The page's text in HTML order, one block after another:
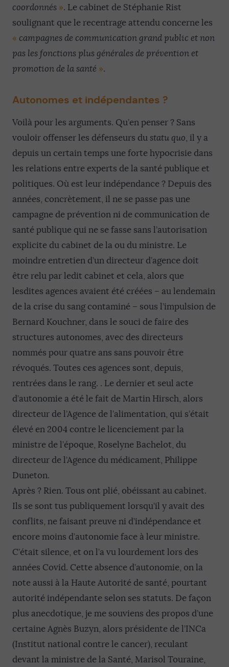
coordonnés ». Le cabinet de Stéphanie Rist
soulignant que le recentrage attendu concerne les
« campagnes de communication grand public et non
pas les fonctions plus générales de prévention et
promotion de la santé ».
Autonomes et indépendantes ?
Voilà pour les arguments. Qu’en penser ? Sans
vouloir offenser les défenseurs du statu quo, il y a
depuis un certain temps une forte hypocrisie dans
les relations entre experts de la santé publique et
politiques. Où est leur indépendance ? Depuis des
années, concrètement, il ne se passe pas une
campagne de prévention ni de communication de
santé publique qui ne se fasse sans l’autorisation
explicite du cabinet de la ou du ministre. Le
moindre entretien d’un directeur d’agence doit
être relu par ledit cabinet et cela, alors que
lesdites agences avaient été créées – au lendemain
de la crise du sang contaminé – sous l’impulsion de
Bernard Kouchner, dans le souci de faire des
structures autonomes, avec des directeurs
nommés pour quatre ans sans pouvoir être
révoqués. Toutes ces agences sont, depuis,
rentrées dans le rang. . Le dernier et seul acte
d’autonomie a été le fait de Martin Hirsch, alors
directeur de l’Agence de l’alimentation, qui s’était
élevé en 2004 contre le licenciement par la
ministre de l’époque, Roselyne Bachelot, du
directeur de l’Agence du médicament, Philippe
Duneton.
Après ? Rien. Tous ont plié, obéissant au cabinet.
Ils se sont tus publiquement lorsqu’il y avait des
conflits, ne faisant preuve ni d’indépendance et
encore moins d’autonomie face à leur ministre.
C’était silence, et on l’a vu lourdement lors des
années Covid. Cette absence d’autonomie, on la
note aussi à la Haute Autorité de santé, pourtant
autorité indépendante selon ses statuts. De façon
plus anecdotique, je me souviens des propos d’une
certaine Agnès Buzyn, alors présidente de l’INCa
(Institut national contre le cancer), reculant
devant la ministre de la Santé, Marisol Touraine,